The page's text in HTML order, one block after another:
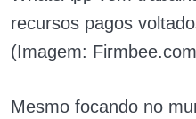
recursos pagos
(Imagem:
Mesmo focando no